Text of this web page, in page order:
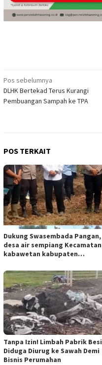
Navigasi
pos
Pos sebelumnya
DLHK Bertekad Terus Kurangi
Pembuangan Sampah ke TPA
POS TERKAIT
Dukung Swasembada Pangan,
desa air sempiang Kecamatan
kabawetan kabupaten
28 mei 2025
Tanpa Izin! Limbah Pabrik Besi
Diduga Diurug ke Sawah Demi
Bisnis Perumahan